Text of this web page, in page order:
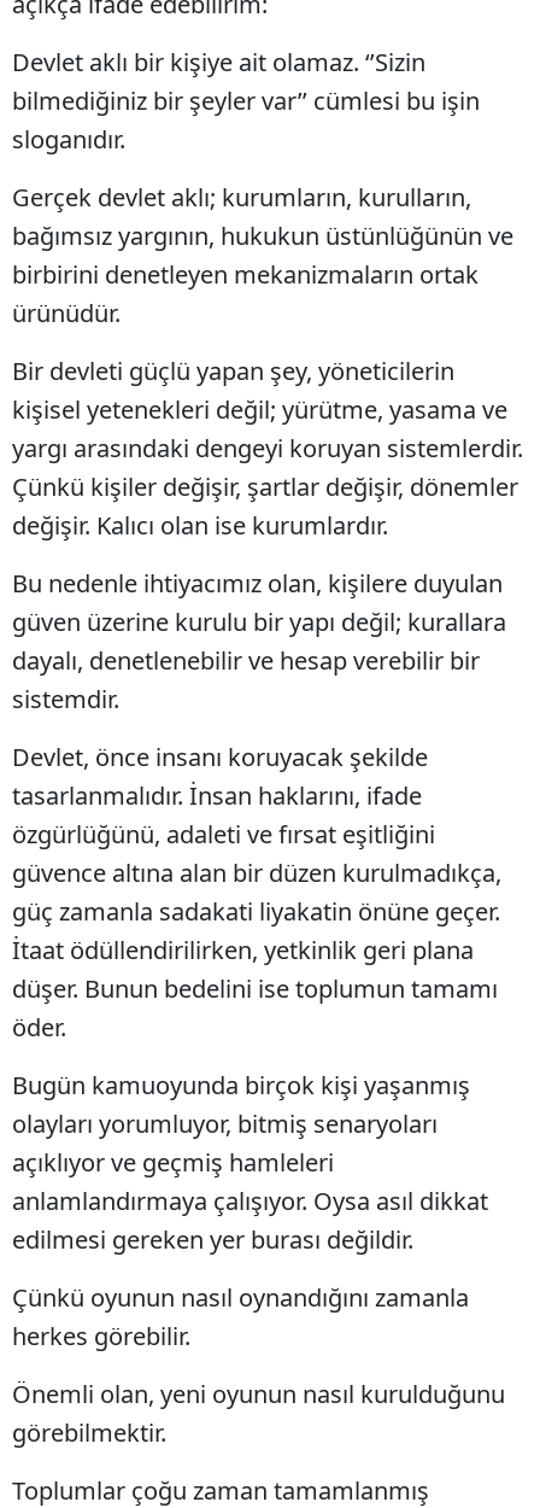
Devlet aklı bir kişiye ait olamaz. ‘’Sizin
bilmediğiniz bir şeyler var’’ cümlesi bu işin
sloganıdır.
Gerçek devlet aklı; kurumların, kurulların,
bağımsız yargının, hukukun üstünlüğünün ve
birbirini denetleyen mekanizmaların ortak
ürünüdür.
Bir devleti güçlü yapan şey, yöneticilerin
kişisel yetenekleri değil; yürütme, yasama ve
yargı arasındaki dengeyi koruyan sistemlerdir.
Çünkü kişiler değişir, şartlar değişir, dönemler
değişir. Kalıcı olan ise kurumlardır.
Bu nedenle ihtiyacımız olan, kişilere duyulan
güven üzerine kurulu bir yapı değil; kurallara
dayalı, denetlenebilir ve hesap verebilir bir
sistemdir.
Devlet, önce insanı koruyacak şekilde
tasarlanmalıdır. İnsan haklarını, ifade
özgürlüğünü, adaleti ve fırsat eşitliğini
güvence altına alan bir düzen kurulmadıkça,
güç zamanla sadakati liyakatin önüne geçer.
İtaat ödüllendirilirken, yetkinlik geri plana
düşer. Bunun bedelini ise toplumun tamamı
öder.
Bugün kamuoyunda birçok kişi yaşanmış
olayları yorumluyor, bitmiş senaryoları
açıklıyor ve geçmiş hamleleri
anlamlandırmaya çalışıyor. Oysa asıl dikkat
edilmesi gereken yer burası değildir.
Çünkü oyunun nasıl oynandığını zamanla
herkes görebilir.
Önemli olan, yeni oyunun nasıl kurulduğunu
görebilmektir.
Toplumlar çoğu zaman tamamlanmış